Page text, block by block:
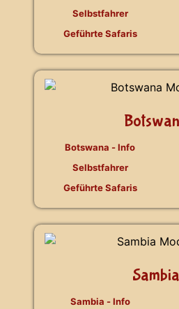
Selbstfahrer
Geführte Safaris
Botswana - Info
Selbstfahrer
Geführte Safaris
Sambia
Sambia - Info